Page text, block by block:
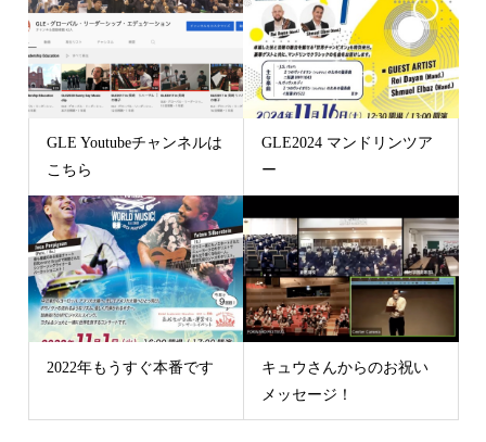
GLE Youtubeチャンネルは
こちら
GLE2024 マンドリンツア
ー
2022年もうすぐ本番です
キュウさんからのお祝い
メッセージ！